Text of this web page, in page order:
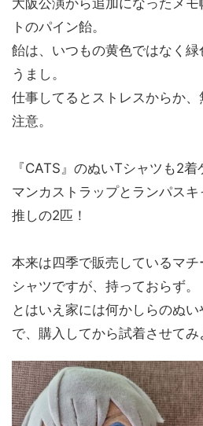
大阪公演から追加になったメ
トのパイン飴。
飴は、いつもの黄色ではなく緑
うまし。
仕事してるとストレスからか
注意。
『CATS』のぬいTシャツも2着
マンカストラップとランパスキ
推しの2匹！
本来は四季で販売しているマ
シャツですが、持っておらず。
とはいえ家には何かしらのぬ
で、購入してから試着させてみ